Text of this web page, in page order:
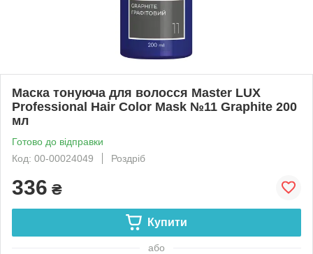
Маска тонуюча для волосся Master LUX
Professional Hair Color Mask №11 Graphite 200
мл
Готово до відправки
Код: 00-00024049
Роздріб
336 ₴
Купити
або